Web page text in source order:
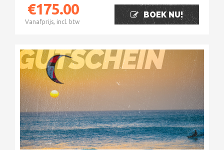
€175.00
Vanafprijs, incl. btw
BOEK NU!
GUTSCHEIN